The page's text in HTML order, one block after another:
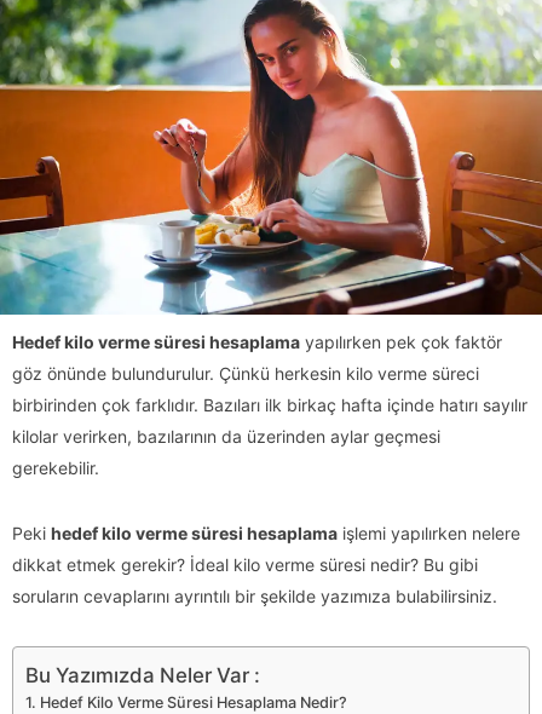
Hedef kilo verme süresi hesaplama yapılırken pek çok faktör
göz önünde bulundurulur. Çünkü herkesin kilo verme süreci
birbirinden çok farklıdır. Bazıları ilk birkaç hafta içinde hatırı sayılır
kilolar verirken, bazılarının da üzerinden aylar geçmesi
gerekebilir.
Peki hedef kilo verme süresi hesaplama işlemi yapılırken nelere
dikkat etmek gerekir? İdeal kilo verme süresi nedir? Bu gibi
soruların cevaplarını ayrıntılı bir şekilde yazımıza bulabilirsiniz.
Bu Yazımızda Neler Var :
Hedef Kilo Verme Süresi Hesaplama Nedir?